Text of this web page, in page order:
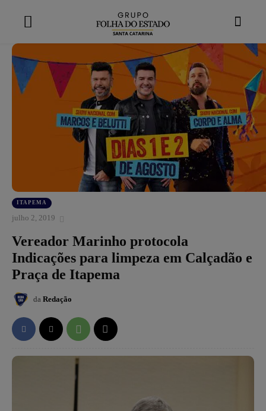
ITAPEMA
julho 2, 2019
Vereador Marinho protocola
Indicações para limpeza em Calçadão e
Praça de Itapema
da Redação